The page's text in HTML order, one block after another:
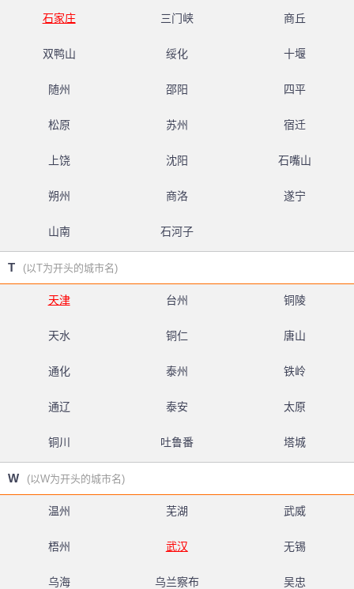
石家庄 三门峡 商丘
双鸭山 绥化 十堰
随州 邵阳 四平
松原 苏州 宿迁
上饶 沈阳 石嘴山
朔州 商洛 遂宁
山南 石河子
T (以T为开头的城市名)
天津 台州 铜陵
天水 铜仁 唐山
通化 泰州 铁岭
通辽 泰安 太原
铜川 吐鲁番 塔城
W (以W为开头的城市名)
温州 芜湖 武威
梧州 武汉 无锡
乌海 乌兰察布 吴忠